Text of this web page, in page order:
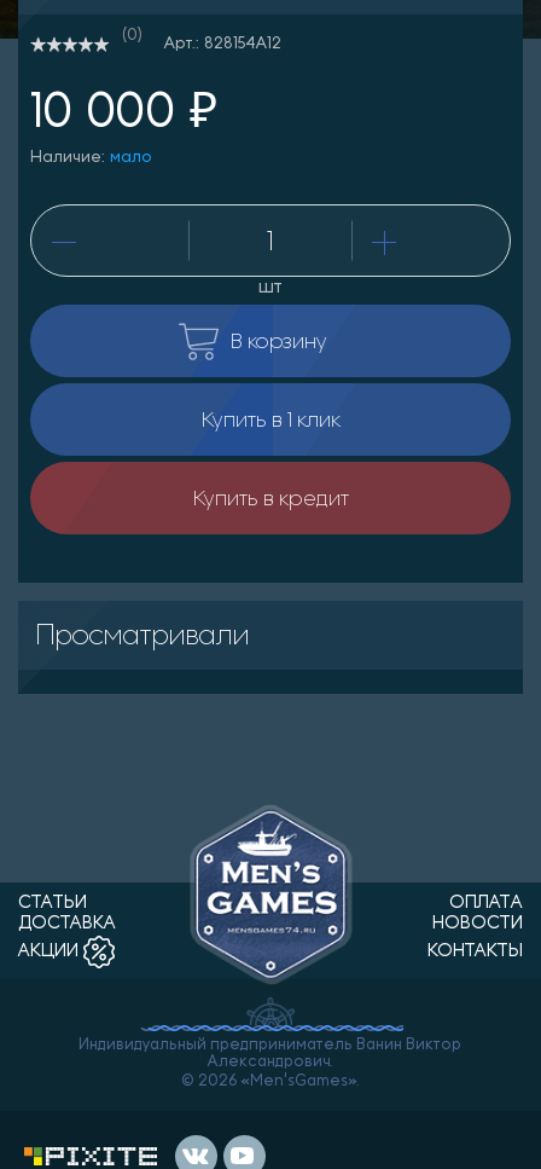
(0)
Арт.: 828154A12
10 000 ₽
Наличие: мало
шт
В корзину
Купить в 1 клик
Купить в кредит
Просматривали
СТАТЬИ
ОПЛАТА
ДОСТАВКА
НОВОСТИ
АКЦИИ
КОНТАКТЫ
Индивидуальный предприниматель Ванин Виктор
Александрович.
© 2026 «Men'sGames».